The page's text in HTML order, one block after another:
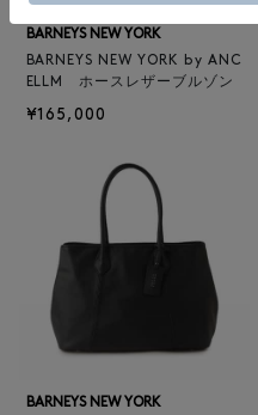
BARNEYS NEW YORK
BARNEYS NEW YORK by ANC
ELLM ホースレザーブルゾン
¥165,000
BARNEYS NEW YORK